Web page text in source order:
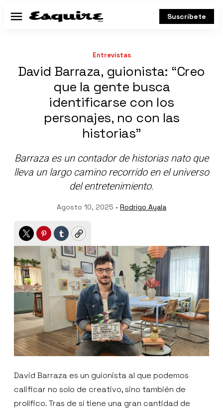
Menú Suscríbete
Entrevistas
David Barraza, guionista: “Creo
que la gente busca
identificarse con los
personajes, no con las
historias”
Barraza es un contador de historias nato que
lleva un largo camino recorrido en el universo
del entretenimiento.
Agosto 10, 2025 • Rodrigo Ayala
TwitterPinterest
TumblrCopy
David Barraza es un guionista al que podemos
calificar no solo de creativo, sino también de
prolífico. Tras de sí tiene una gran cantidad de